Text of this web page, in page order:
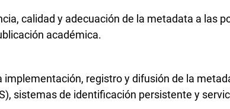
calidad y adecuación de la metadata a las
académica.
implementación, registro y difusión de la
sistemas de identificación persistente y